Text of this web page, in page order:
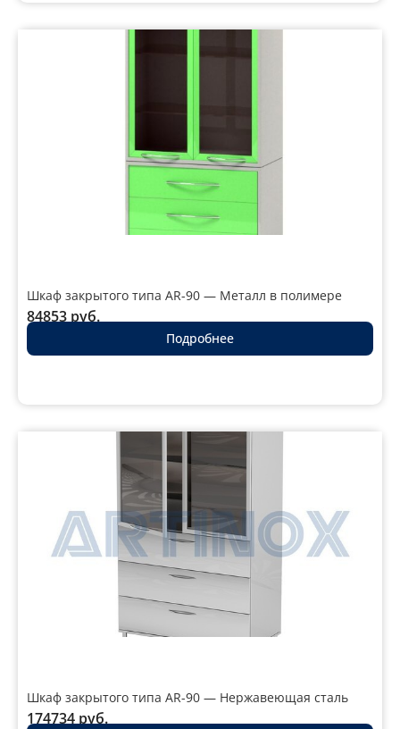
Шкаф закрытого типа AR-90 — Металл в полимере
84853 руб.
Подробнее
Шкаф закрытого типа AR-90 — Нержавеющая сталь
174734 руб.